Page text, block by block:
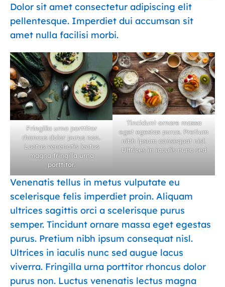
Dolor sit amet consectetur adipiscing elit
pellentesque. Imperdiet dui accumsan sit
amet nulla facilisi morbi.
Fringilla urna porttitor
rhoncus dolor purus non.
Luctus venenatis lectus
magna fringilla urna
porttitor.
Tincidunt ornare massa
eget egestas purus. Pretium
nibh ipsum consequat nisl.
Ultrices in iaculis nunc sed
Venenatis tellus in metus vulputate eu
scelerisque felis imperdiet proin. Aliquam
ultrices sagittis orci a scelerisque purus
semper. Tincidunt ornare massa eget egestas
purus. Pretium nibh ipsum consequat nisl.
Ultrices in iaculis nunc sed augue lacus
viverra. Fringilla urna porttitor rhoncus dolor
purus non. Luctus venenatis lectus magna